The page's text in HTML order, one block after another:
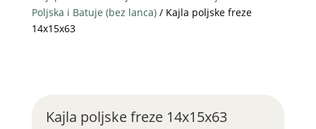
Poljska i Batuje (bez lanca)/ Kajla poljske freze
14x15x63
Kajla poljske freze 14x15x63